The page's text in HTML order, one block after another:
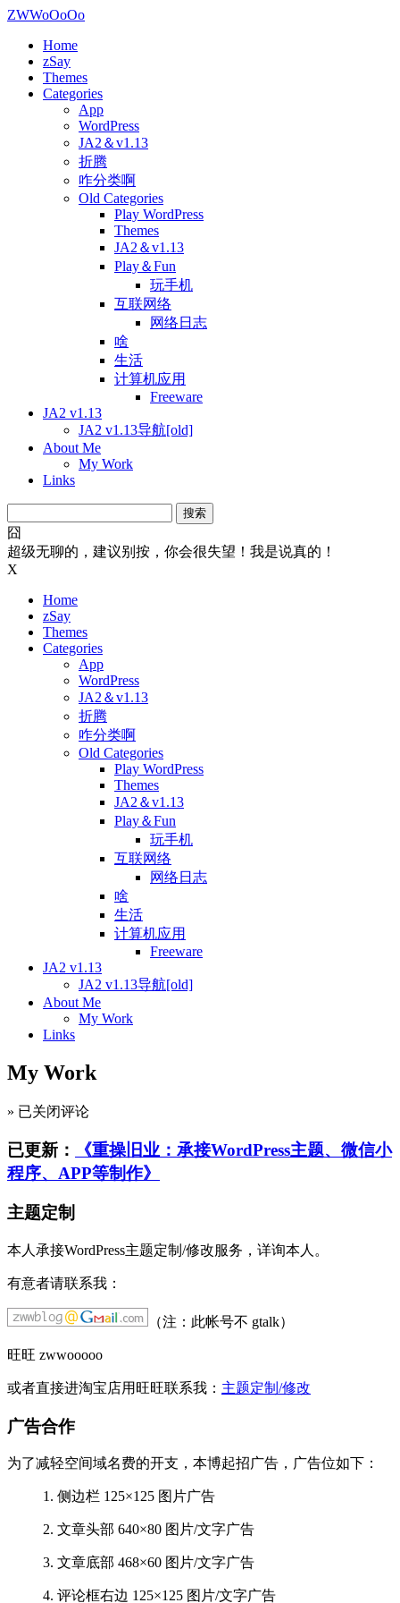
ZWWoOoOo
Home
zSay
Themes
Categories
App
WordPress
JA2＆v1.13
折腾
咋分类啊
Old Categories
Play WordPress
Themes
JA2＆v1.13
Play＆Fun
玩手机
互联网络
网络日志
啥
生活
计算机应用
Freeware
JA2 v1.13
JA2 v1.13导航[old]
About Me
My Work
Links
索：
囧
超级无聊的，建议别按，你会很失望！我是说真的！
X
Home
zSay
Themes
Categories
App
WordPress
JA2＆v1.13
折腾
咋分类啊
Old Categories
Play WordPress
Themes
JA2＆v1.13
Play＆Fun
玩手机
互联网络
网络日志
啥
生活
计算机应用
Freeware
JA2 v1.13
JA2 v1.13导航[old]
About Me
My Work
Links
My Work
» My
已关闭评论
已更新：
《重操旧业：承接WordPress主题、微信小
程序、APP等制作》
主题定制
本人承接WordPress主题定制/修改服务，详询本人。
有意者请联系我：
（注：此帐号不 gtalk）
旺旺 zwwooooo
或者直接进淘宝店用旺旺联系我： 主题定制/修改
广告合作
为了减轻空间域名费的开支，本博起招广告，广告位如下：
1. 侧边栏 125×125 图片广告
2. 文章头部 640×80 图片/文字广告
3. 文章底部 468×60 图片/文字广告
4. 评论框右边 125×125 图片/文字广告